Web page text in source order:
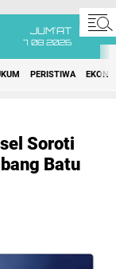
JUM'AT
7 08 2026
PERISTIWA
Soroti
Batu